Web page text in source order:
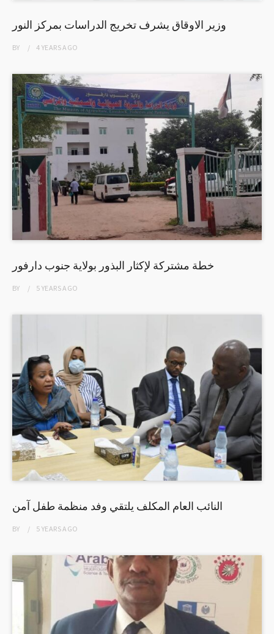
وزير الاوقاق يشرف تخريج الدراسات بمركز النور
BY 4 YEARSAGO
خطة مشتركة لإكثار البذور بولاية جنوب دارفور
BY 5 YEARSAGO
النائب العام المكلف يلتقي وفد منظمة طفل آمن
BY 5 YEARSAGO